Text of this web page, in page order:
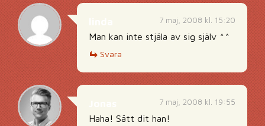
7 maj, 2008 kl. 15:20
Man kan inte stjäla av sig själv ^^
Svara
7 maj, 2008 kl. 19:55
Haha! Sätt dit han!